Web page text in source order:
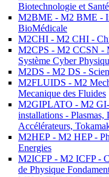
Biotechnologie et Santé
M2BME - M2 BME -
BioMédicale
M2CHI - M2 CHI -
M2CPS - M2 CCSN -
Système Cyber
M2DS - M2 DS -
M2FLUIDS - M2
Mecanique des Fluides
M2GIPLATO - M2
installations - Plasmas,
Accélérateurs,
M2HEP - M2 HEP -
Energies
M2ICFP - M2 ICFP -
de Physique